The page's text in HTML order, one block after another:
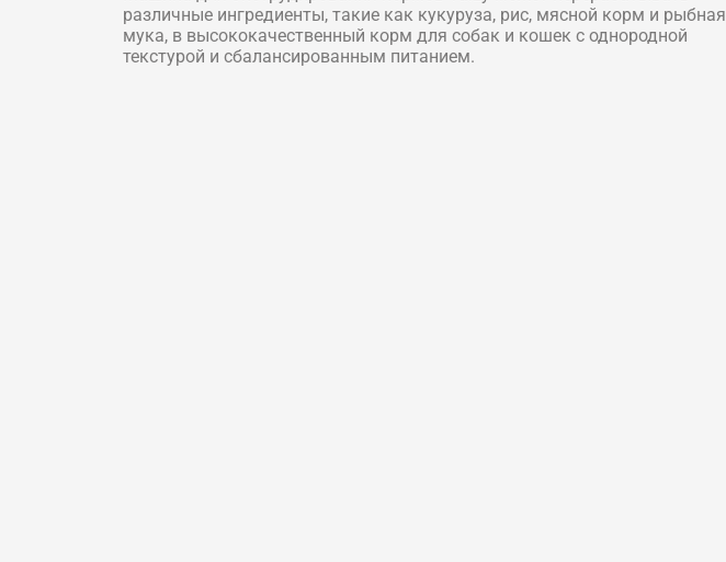
различные ингредиенты, такие как кукуруза, рис, мясной корм и рыбная
мука, в высококачественный корм для собак и кошек с однородной
текстурой и сбалансированным питанием.